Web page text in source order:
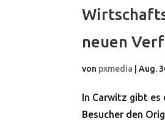
neuen
von pxmedia |Aug.
In Carwitz gibt es
Besucher den